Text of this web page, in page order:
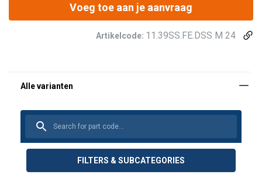
Voeg toe aan je aanvraag
Artikelcode: 11.39SS.FE.DSS M 24
FILTERS & SUBCATEGORIES